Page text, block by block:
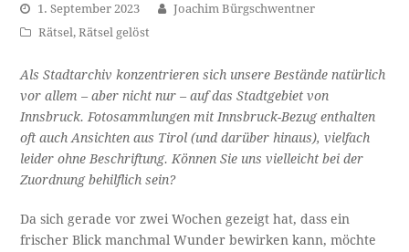
1. September 2023
Joachim Bürgschwentner
Rätsel,Rätsel gelöst
Als Stadtarchiv konzentrieren sich unsere Bestände natürlich
vor allem – aber nicht nur – auf das Stadtgebiet von
Innsbruck. Fotosammlungen mit Innsbruck-Bezug enthalten
oft auch Ansichten aus Tirol (und darüber hinaus), vielfach
leider ohne Beschriftung. Können Sie uns vielleicht bei der
Zuordnung behilflich sein?
Da sich gerade vor zwei Wochen gezeigt hat, dass ein
frischer Blick manchmal Wunder bewirken kann, möchte